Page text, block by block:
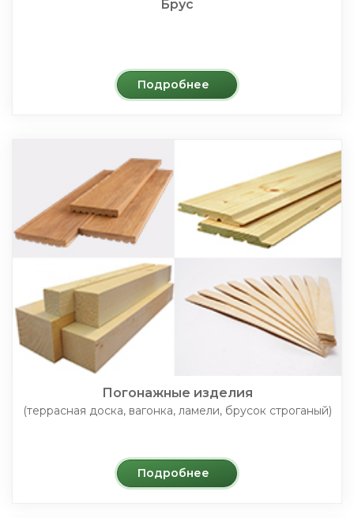
Брус
Подробнее
Погонажные изделия
(террасная доска, вагонка, ламели, брусок строганый)
Подробнее